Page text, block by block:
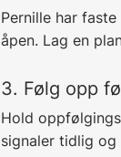
Pernille har
åpen. Lag en
3. Følg opp
Hold
signaler tidlig